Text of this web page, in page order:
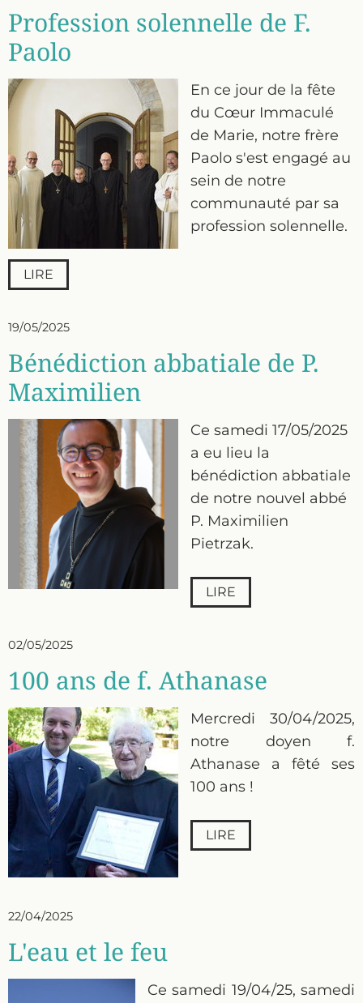
Profession solennelle de F.
Paolo
En ce jour de la fête
du Cœur Immaculé
de Marie, notre frère
Paolo s'est engagé au
sein de notre
communauté par sa
profession solennelle.
LIRE
19/05/2025
Bénédiction abbatiale de P.
Maximilien
Ce samedi 17/05/2025
a eu lieu la
bénédiction abbatiale
de notre nouvel abbé
P. Maximilien
Pietrzak.
LIRE
02/05/2025
100 ans de f. Athanase
Mercredi 30/04/2025,
notre doyen f.
Athanase a fêté ses
100 ans !
LIRE
22/04/2025
L'eau et le feu
Ce samedi 19/04/25, samedi